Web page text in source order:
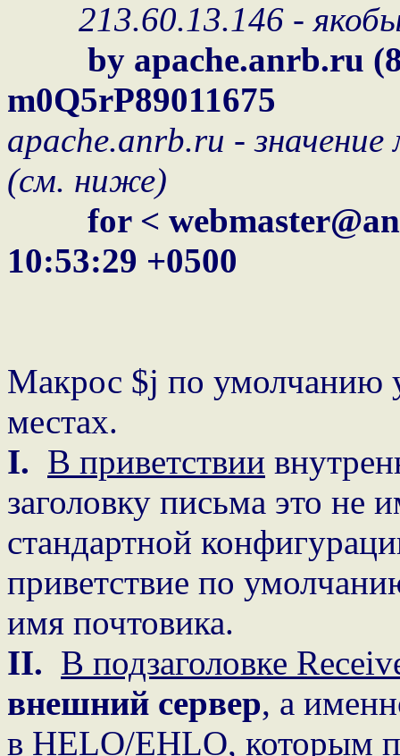
213.60.13.146 -
by apache.anrb.ru
m0Q5rP89011675
apache.anrb.ru - значение
(см. ниже)
for <
10:53:29 +0500
Макрос $j по умолчанию
местах.
I. В приветствии
заголовку письма это не
стандартной
приветствие по
имя почтовика.
II. В подзаголовке
внешний сервер, а
в HELO/EHLO, которым